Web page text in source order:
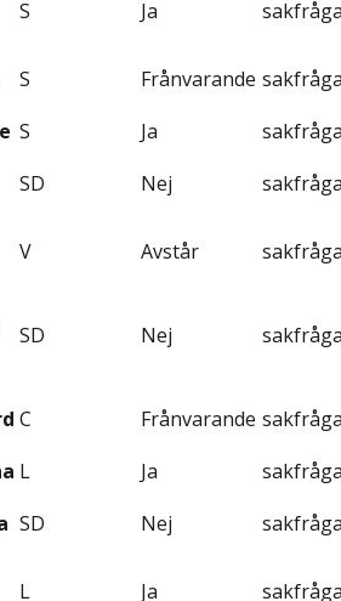
S Ja
S Frånvarande
S Ja
SD Nej
V Avstår
SD Nej
C Frånvarande
L Ja
SD Nej
L Ja